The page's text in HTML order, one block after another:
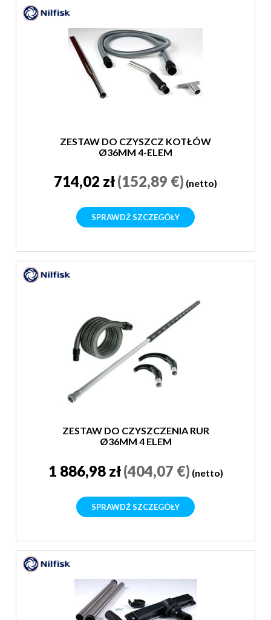
ZESTAW DO CZYSZCZ KOTŁÓW
Ø36MM 4-ELEM
714,02 zł(152,89 €) (netto)
SPRAWDŹ SZCZEGÓŁY
ZESTAW DO CZYSZCZENIA RUR
Ø36MM 4 ELEM
1 886,98 zł(404,07 €) (netto)
SPRAWDŹ SZCZEGÓŁY